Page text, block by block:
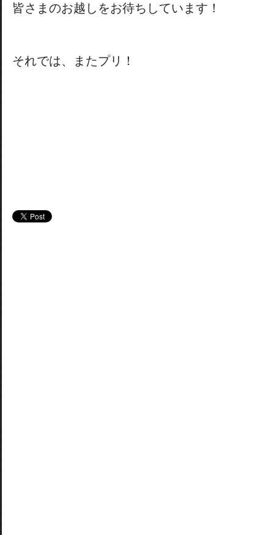
皆さまのお越しをお待ちしています！
それでは、またプリ！